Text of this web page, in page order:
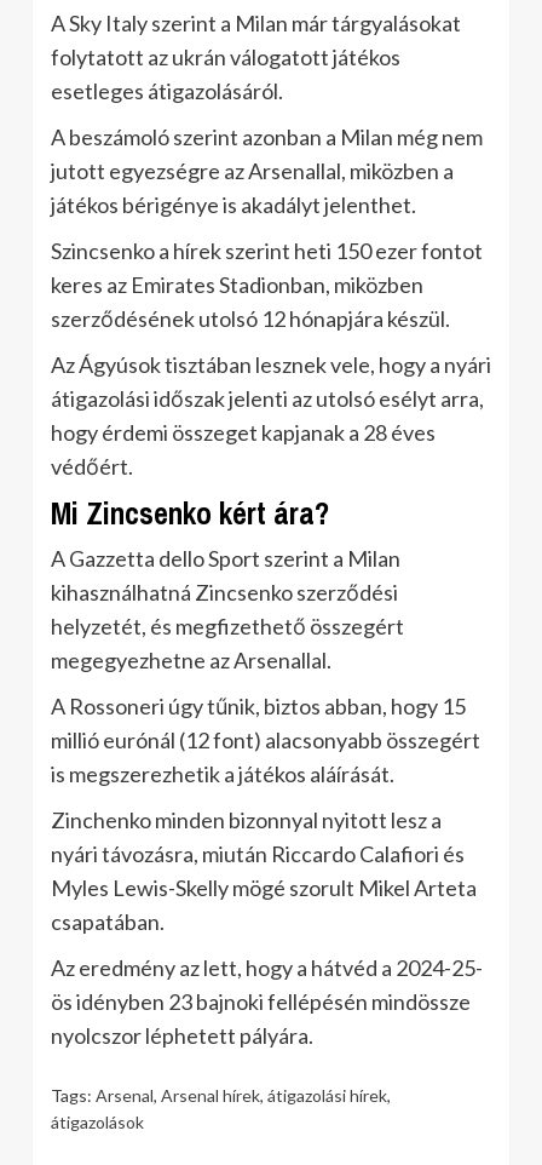
A Sky Italy szerint a Milan már tárgyalásokat
folytatott az ukrán válogatott játékos
esetleges átigazolásáról.
A beszámoló szerint azonban a Milan még nem
jutott egyezségre az Arsenallal, miközben a
játékos bérigénye is akadályt jelenthet.
Szincsenko a hírek szerint heti 150 ezer fontot
keres az Emirates Stadionban, miközben
szerződésének utolsó 12 hónapjára készül.
Az Ágyúsok tisztában lesznek vele, hogy a nyári
átigazolási időszak jelenti az utolsó esélyt arra,
hogy érdemi összeget kapjanak a 28 éves
védőért.
Mi Zincsenko kért ára?
A Gazzetta dello Sport szerint a Milan
kihasználhatná Zincsenko szerződési
helyzetét, és megfizethető összegért
megegyezhetne az Arsenallal.
A Rossoneri úgy tűnik, biztos abban, hogy 15
millió eurónál (12 font) alacsonyabb összegért
is megszerezhetik a játékos aláírását.
Zinchenko minden bizonnyal nyitott lesz a
nyári távozásra, miután Riccardo Calafiori és
Myles Lewis-Skelly mögé szorult Mikel Arteta
csapatában.
Az eredmény az lett, hogy a hátvéd a 2024-25-
ös idényben 23 bajnoki fellépésén mindössze
nyolcszor léphetett pályára.
Tags: Arsenal, Arsenal hírek, átigazolási hírek,
átigazolások